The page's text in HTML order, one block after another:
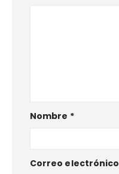
Nombre *
Correo electrónico